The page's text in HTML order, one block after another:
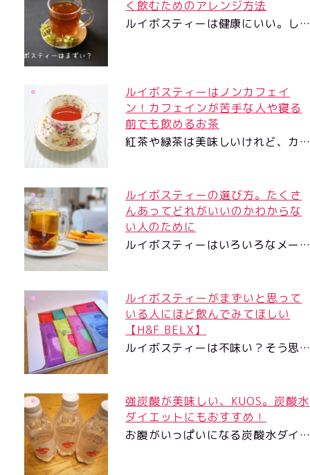
く飲むためのアレンジ方法
ルイボスティーは健康にいい。し
ルイボスティーはノンカフェイ
ン！カフェインが苦手な人や寝る
前でも飲めるお茶
紅茶や緑茶は美味しいけれど、カ
ルイボスティーの選び方。たくさ
んあってどれがいいのかわからな
い人のために
ルイボスティーはいろいろなメー
ルイボスティーがまずいと思って
いる人にほど飲んでみてほしい
【H&F BELX】
ルイボスティーは不味い？そう思
強炭酸が美味しい、KUOS。炭酸水
ダイエットにもおすすめ！
お腹がいっぱいになる炭酸水ダイ